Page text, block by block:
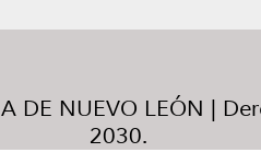
DE NUEVO LEÓN |
2030.